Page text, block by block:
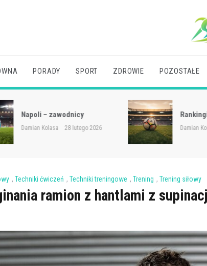
PORADY SPORT ZDROWIE POZOSTAŁE
– zawodnicy
Kolasa 28 lutego 2026
Rankingi Süper Lig
Damian Kolasa 28
, Techniki ćwiczeń , Techniki treningowe , Trening , Trening siłowy
ramion z hantlami z